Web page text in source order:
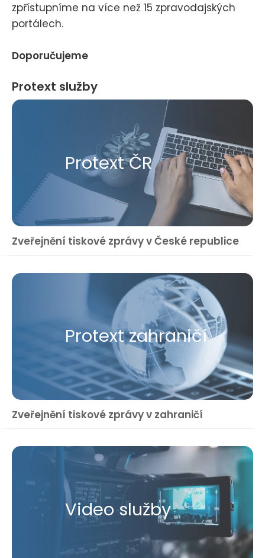
zpřístupníme na více než 15 zpravodajských
portálech.
Doporučujeme
Protext služby
Protext ČR
Zveřejnění tiskové zprávy v České republice
Protext zahraničí
Zveřejnění tiskové zprávy v zahraničí
Video služby